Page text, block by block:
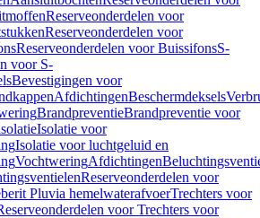
Reserveonderdelen voor
Reserveonderdelen voor
Reserveonderdelen voor BuissifonsS-
voor S-
Bevestigingen voor
AfdichtingenBeschermdeksels
BrandpreventieBrandpreventie voor
Isolatie voor
Isolatie voor luchtgeluid en
VochtweringAfdichtingen
Reserveonderdelen voor
Pluvia hemelwaterafvoerTrechters voor
voor Trechters voor